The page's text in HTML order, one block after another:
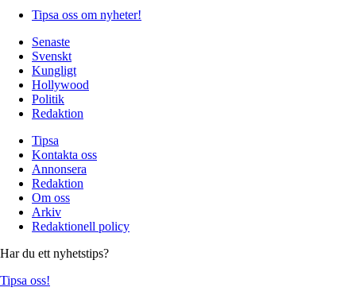
Tipsa oss om nyheter!
Senaste
Svenskt
Kungligt
Hollywood
Politik
Redaktion
Tipsa
Kontakta oss
Annonsera
Redaktion
Om oss
Arkiv
Redaktionell policy
Har du ett nyhetstips?
Tipsa oss!